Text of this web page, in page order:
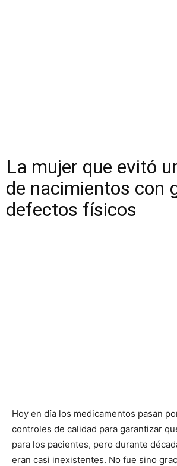
La mujer que evitó
de nacimientos con
defectos físicos
Hoy en día los medicamentos pasan
controles de calidad para garantizar
para los pacientes, pero durante
eran casi inexistentes. No fue sino